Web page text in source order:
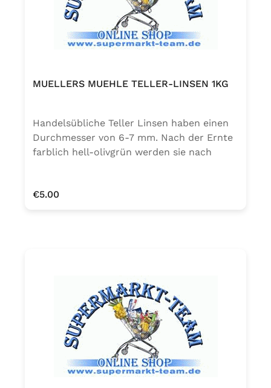
MUELLERS MUEHLE TELLER-LINSEN 1KG
Handelsübliche Teller Linsen haben einen
Durchmesser von 6-7 mm. Nach der Ernte
farblich hell-olivgrün werden sie nach
noch die Kochfähigkeit. Die normale
Regular price:
€5.00